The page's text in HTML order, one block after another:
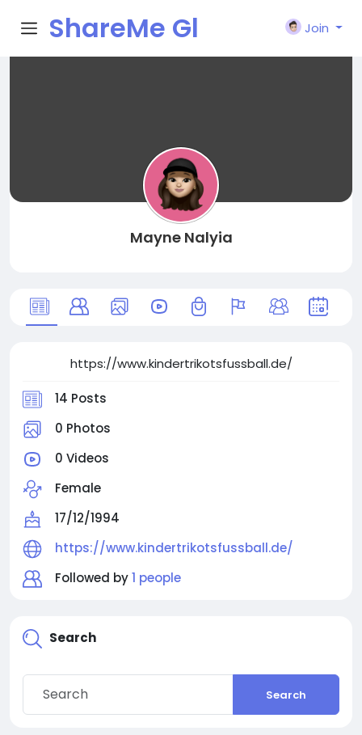
ShareMe Gl
Join
Mayne Nalyia
https://www.kindertrikotsfussball.de/
14 Posts
0 Photos
0 Videos
Female
17/12/1994
https://www.kindertrikotsfussball.de/
Followed by1 people
Search
Search